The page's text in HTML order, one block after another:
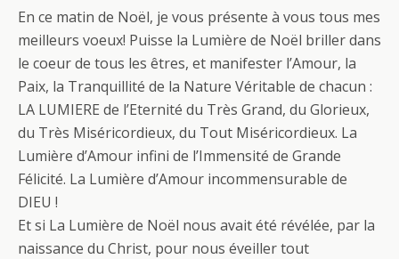
En ce matin de Noël, je vous présente à vous tous mes
meilleurs voeux! Puisse la Lumière de Noël briller dans
le coeur de tous les êtres, et manifester l’Amour, la
Paix, la Tranquillité de la Nature Véritable de chacun :
LA LUMIERE de l’Eternité du Très Grand, du Glorieux,
du Très Miséricordieux, du Tout Miséricordieux. La
Lumière d’Amour infini de l’Immensité de Grande
Félicité. La Lumière d’Amour incommensurable de
DIEU !
Et si La Lumière de Noël nous avait été révélée, par la
naissance du Christ, pour nous éveiller tout